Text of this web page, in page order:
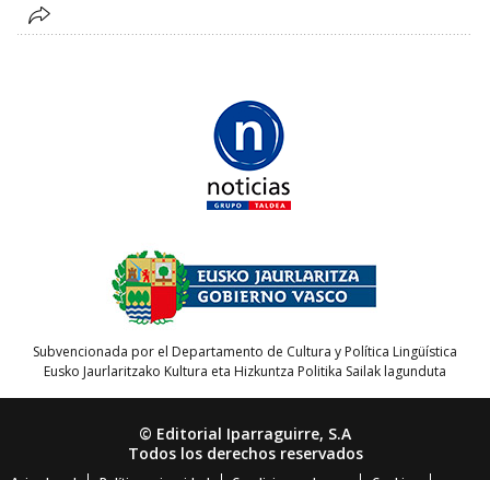
Subvencionada por el Departamento de Cultura y Política Lingüística
Eusko Jaurlaritzako Kultura eta Hizkuntza Politika Sailak lagunduta
© Editorial Iparraguirre, S.A
Todos los derechos reservados